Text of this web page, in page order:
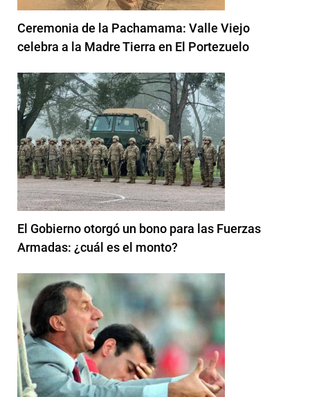
Ceremonia de la Pachamama: Valle Viejo
celebra a la Madre Tierra en El Portezuelo
El Gobierno otorgó un bono para las Fuerzas
Armadas: ¿cuál es el monto?